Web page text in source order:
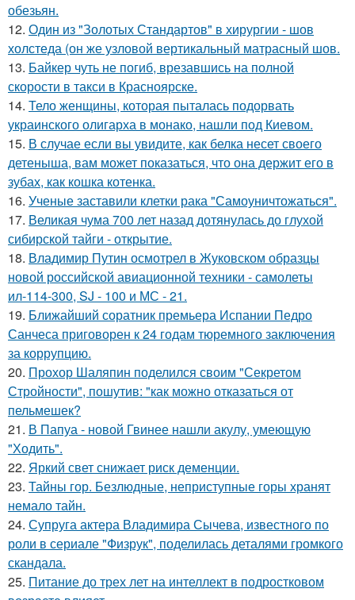
обезьян.
12. Один из "Золотых Стандартов" в хирургии - шов
холстеда (он же узловой вертикальный матрасный шов.
13. Байкер чуть не погиб, врезавшись на полной
скорости в такси в Красноярске.
14. Тело женщины, которая пыталась подорвать
украинского олигарха в монако, нашли под Киевом.
15. В случае если вы увидите, как белка несет своего
детеныша, вам может показаться, что она держит его в
зубах, как кошка котенка.
16. Ученые заставили клетки рака "Самоуничтожаться".
17. Великая чума 700 лет назад дотянулась до глухой
сибирской тайги - открытие.
18. Владимир Путин осмотрел в Жуковском образцы
новой российской авиационной техники - самолеты
ил-114-300, SJ - 100 и МС - 21.
19. Ближайший соратник премьера Испании Педро
Санчеса приговорен к 24 годам тюремного заключения
за коррупцию.
20. Прохор Шаляпин поделился своим "Секретом
Стройности", пошутив: "как можно отказаться от
пельмешек?
21. В Папуа - новой Гвинее нашли акулу, умеющую
"Ходить".
22. Яркий свет снижает риск деменции.
23. Тайны гор. Безлюдные, неприступные горы хранят
немало тайн.
24. Супруга актера Владимира Сычева, известного по
роли в сериале "Физрук", поделилась деталями громкого
скандала.
25. Питание до трех лет на интеллект в подростковом